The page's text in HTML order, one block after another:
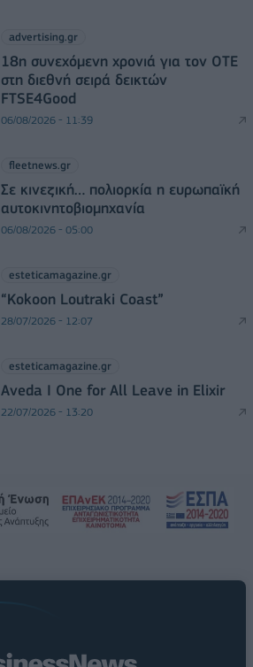
advertising.gr
18η συνεχόμενη χρονιά για τον ΟΤΕ
στη διεθνή σειρά δεικτών
FTSE4Good
06/08/2026 - 11:39
fleetnews.gr
Σε κινεζική… πολιορκία η ευρωπαϊκή
αυτοκινητοβιομηχανία
06/08/2026 - 05:00
esteticamagazine.gr
“Kokoon Loutraki Coast”
28/07/2026 - 12:07
esteticamagazine.gr
Aveda I One for All Leave in Elixir
22/07/2026 - 13:20